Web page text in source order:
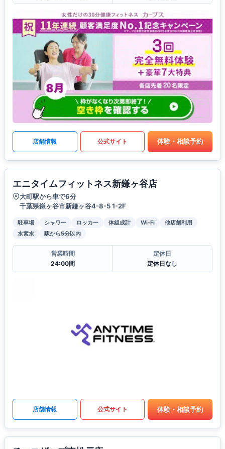
店舗情報 公式サイト 体験・相談予約
エニタイムフィットネス新鎌ヶ谷店
大町駅から車で6分
千葉県鎌ヶ谷市新鎌ヶ谷4-8-5 1-2F
駐車場 シャワー ロッカー 体組成計 Wi-Fi
他店舗利用
水素水
駅から5分以内
営業時間
24:00間
定休日
定休日なし
店舗情報 公式サイト 体験・相談予約